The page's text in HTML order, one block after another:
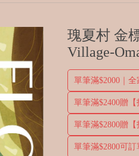
瑰夏村 金
Village-
單筆滿$2000｜
單筆滿$2400贈
單筆滿$2800贈
單筆滿$2800可